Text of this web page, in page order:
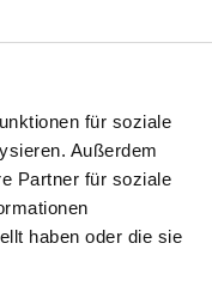
für soziale
Außerdem
Partner für soziale
haben oder die sie
Responsibility